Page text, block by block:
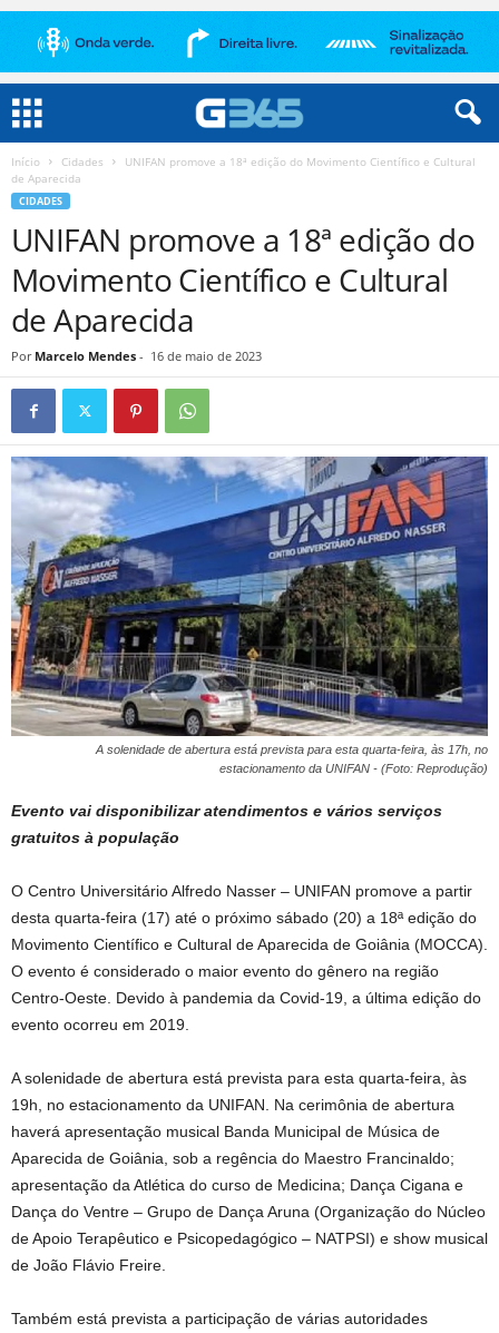
Início Cidades
UNIFAN promove a 18ª edição do Movimento Científico e Cultural
de Aparecida
CIDADES
UNIFAN promove a 18ª edição do
Movimento Científico e Cultural
de Aparecida
Por Marcelo Mendes - 16 de maio de 2023
A solenidade de abertura está prevista para esta quarta-feira, às 17h, no
estacionamento da UNIFAN - (Foto: Reprodução)
Evento vai disponibilizar atendimentos e vários serviços
gratuitos à população
O Centro Universitário Alfredo Nasser – UNIFAN promove a partir
desta quarta-feira (17) até o próximo sábado (20) a 18ª edição do
Movimento Científico e Cultural de Aparecida de Goiânia (MOCCA).
O evento é considerado o maior evento do gênero na região
Centro-Oeste. Devido à pandemia da Covid-19, a última edição do
evento ocorreu em 2019.
A solenidade de abertura está prevista para esta quarta-feira, às
19h, no estacionamento da UNIFAN. Na cerimônia de abertura
haverá apresentação musical Banda Municipal de Música de
Aparecida de Goiânia, sob a regência do Maestro Francinaldo;
apresentação da Atlética do curso de Medicina; Dança Cigana e
Dança do Ventre – Grupo de Dança Aruna (Organização do Núcleo
de Apoio Terapêutico e Psicopedagógico – NATPSI) e show musical
de João Flávio Freire.
Também está prevista a participação de várias autoridades